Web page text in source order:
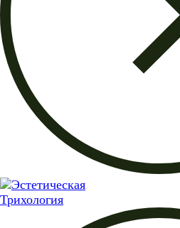
Трихология